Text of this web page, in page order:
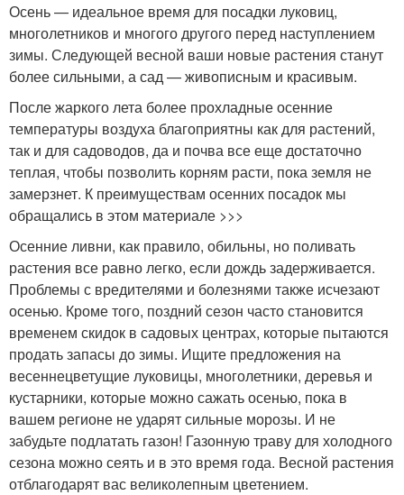
Осень — идеальное время для посадки луковиц,
многолетников и многого другого перед наступлением
зимы. Следующей весной ваши новые растения станут
более сильными, а сад — живописным и красивым.
После жаркого лета более прохладные осенние
температуры воздуха благоприятны как для растений,
так и для садоводов, да и почва все еще достаточно
теплая, чтобы позволить корням расти, пока земля не
замерзнет. К преимуществам осенних посадок мы
обращались в этом материале >>>
Осенние ливни, как правило, обильны, но поливать
растения все равно легко, если дождь задерживается.
Проблемы с вредителями и болезнями также исчезают
осенью. Кроме того, поздний сезон часто становится
временем скидок в садовых центрах, которые пытаются
продать запасы до зимы. Ищите предложения на
весеннецветущие луковицы, многолетники, деревья и
кустарники, которые можно сажать осенью, пока в
вашем регионе не ударят сильные морозы. И не
забудьте подлатать газон! Газонную траву для холодного
сезона можно сеять и в это время года. Весной растения
отблагодарят вас великолепным цветением.